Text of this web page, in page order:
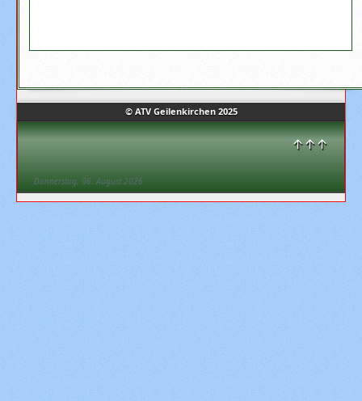
© ATV Geilenkirchen 2025
↑↑↑
Donnerstag, 06. August 2026